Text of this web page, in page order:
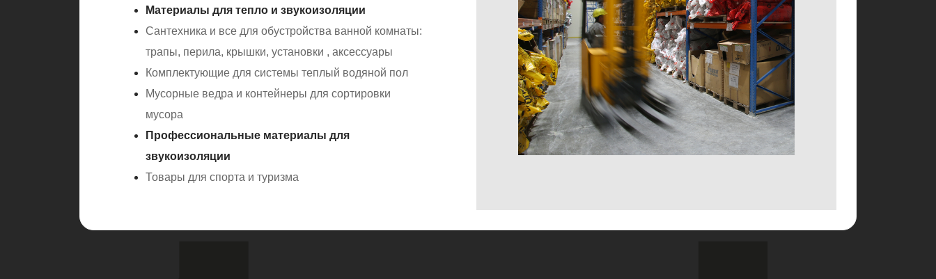
Материалы для тепло и звукоизоляции
Сантехника и все для обустройства ванной комнаты:
трапы, перила, крышки, установки , аксессуары
Комплектующие для системы теплый водяной пол
Мусорные ведра и контейнеры для сортировки
мусора
Профессиональные материалы для
звукоизоляции
Товары для спорта и туризма